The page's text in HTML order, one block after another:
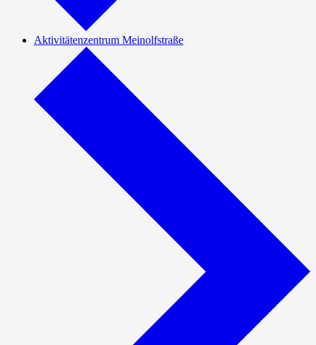
Aktivitätenzentrum Meinolfstraße